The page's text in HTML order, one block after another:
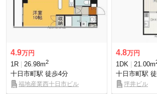
4.9万円
1R
26.98m2
十日市町駅 徒歩4分
福地産業西十日市ビル
4.8万円
1DK
21.00m
十日市町駅
坪井ビル